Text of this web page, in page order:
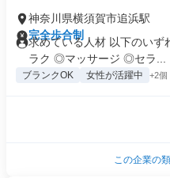
神奈川県横須賀市追浜駅
完全歩合制
求めている人材 以下のい
ラク ◎マッサージ ◎セラ...
ブランクOK 女性が活躍中 +2個
この企業の